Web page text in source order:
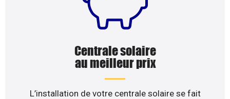
Centrale solaire
au meilleur prix
L’installation de votre centrale solaire se fait